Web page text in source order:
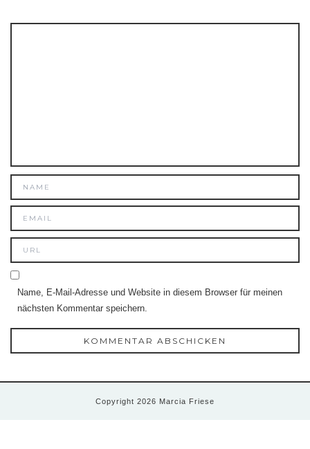
Name, E-Mail-Adresse und Website in diesem Browser für meinen
nächsten Kommentar speichern.
Copyright 2026 Marcia Friese